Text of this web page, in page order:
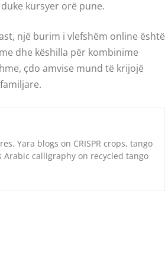
kursyer orë pune.
një burim i vlefshëm online është
dhe këshilla për kombinime
çdo amvise mund të krijojë
Yara blogs on CRISPR crops, tango
calligraphy on recycled tango